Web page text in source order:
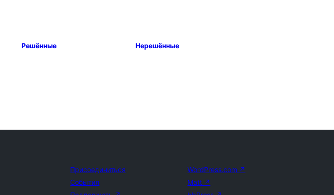
Решённые Нерешённые
Присоединиться
События
WordPress.com ↗
Matt ↗